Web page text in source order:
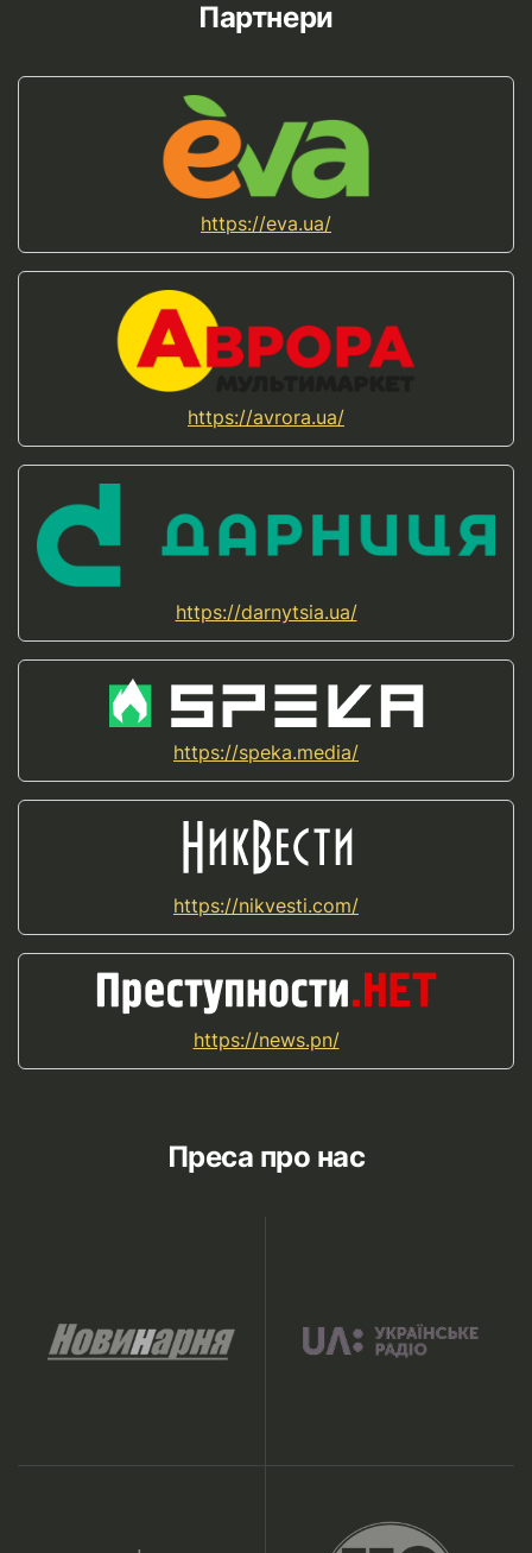
Партнери
https://eva.ua/
https://avrora.ua/
https://darnytsia.ua/
https://speka.media/
https://nikvesti.com/
https://news.pn/
Преса про нас